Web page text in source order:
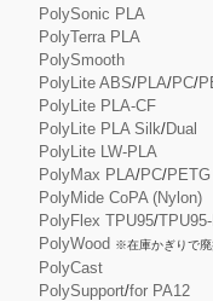
PolySonic PLA
PolyTerra PLA
PolySmooth
PolyLite ABS/PLA/PC/
PolyLite PLA-CF
PolyLite PLA Silk/Dual
PolyLite LW-PLA
PolyMax PLA/PC/PETG
PolyMide CoPA (Nylon)
PolyFlex TPU95/
PolyWood ※在庫かぎりで
PolyCast
PolySupport/for PA12